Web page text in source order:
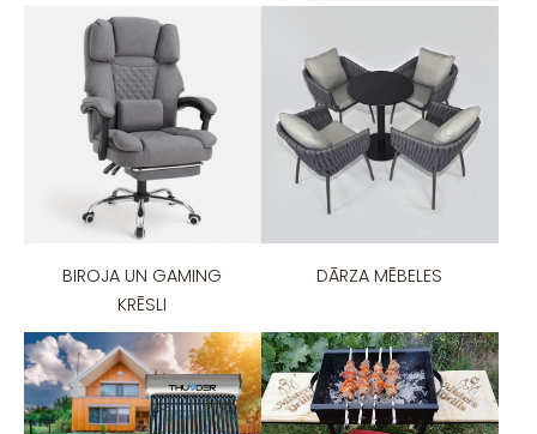
BIROJA UN GAMING
KRĒSLI
DĀRZA MĒBELES